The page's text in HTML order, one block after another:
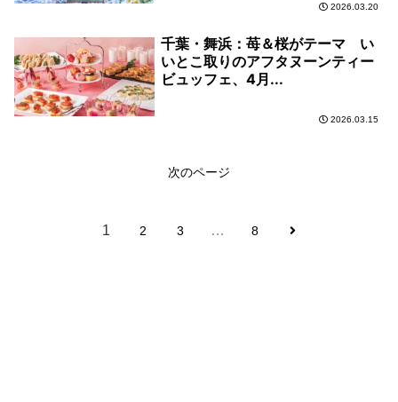
2026.03.20
千葉・舞浜：苺＆桜がテーマ い
いとこ取りのアフタヌーンティー
ビュッフェ、4月...
2026.03.15
次のページ
1 2 3 … 8